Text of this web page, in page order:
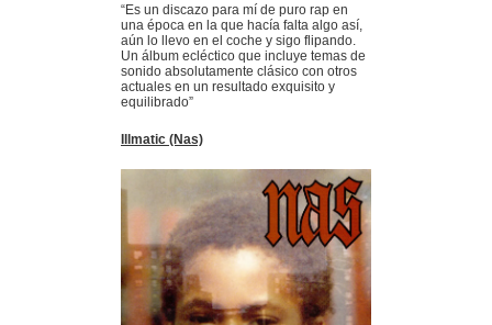
“Es un discazo para mí de puro rap en
una época en la que hacía falta algo así,
aún lo llevo en el coche y sigo flipando.
Un álbum ecléctico que incluye temas de
sonido absolutamente clásico con otros
actuales en un resultado exquisito y
equilibrado”
Illmatic (Nas)